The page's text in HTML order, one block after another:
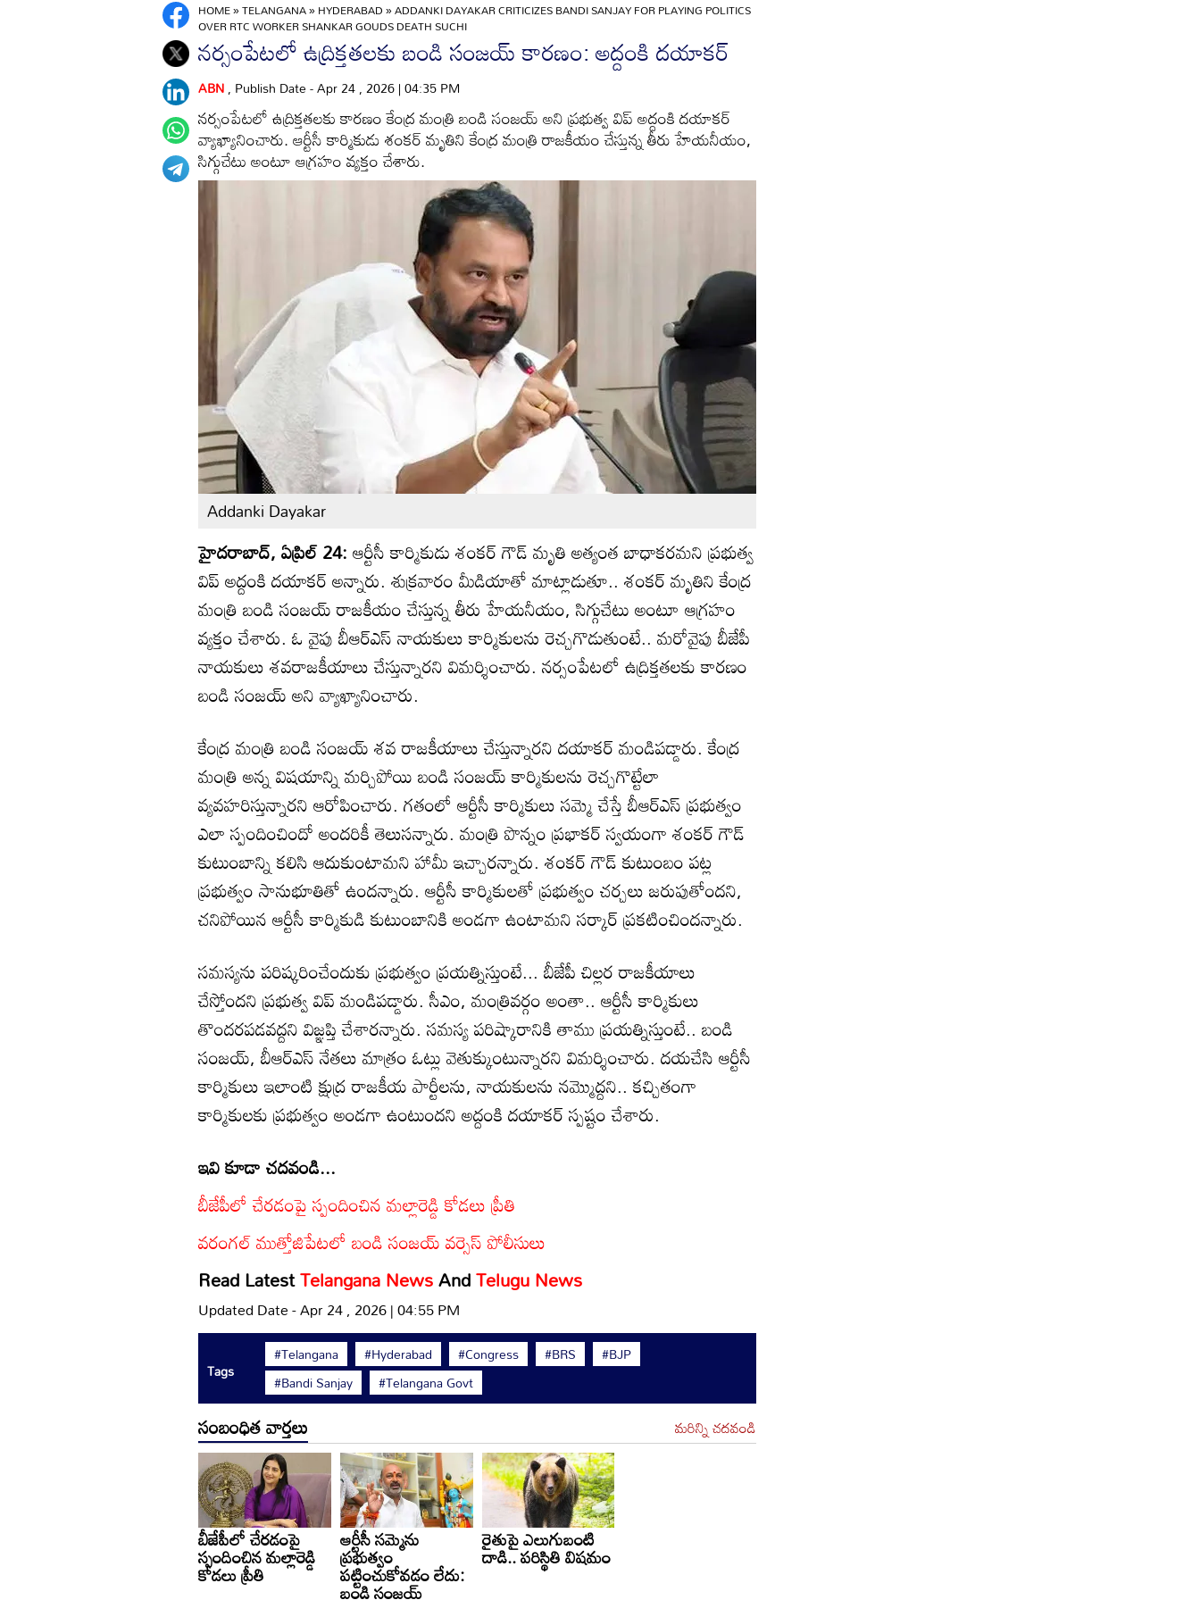
HOME»TELANGANA»HYDERABAD»ADDANKI DAYAKAR CRITICIZES BANDI SANJAY FOR PLAYING POLITICS
OVER RTC WORKER SHANKAR GOUDS DEATH SUCHI
నర్సంపేటలో ఉద్రిక్తతలకు బండి సంజ‌య్ కార‌ణం: అద్దంకి దయాకర్
ABN, Publish Date - Apr 24 , 2026 | 04:35 PM
నర్సంపేటలో ఉద్రిక్తతలకు కార‌ణం కేంద్ర మంత్రి బండి సంజ‌య్ అని ప్రభుత్వ విప్ అద్దంకి దయాకర్
వ్యాఖ్యానించారు. ఆర్టీసీ కార్మికుడు శంకర్ మృతిని కేంద్ర మంత్రి రాజ‌కీయం చేస్తున్న తీరు హేయ‌నీయం,
సిగ్గుచేటు అంటూ ఆగ్రహం వ్యక్తం చేశారు.
Addanki Dayakar
హైదరాబాద్, ఏప్రిల్ 24:ఆర్టీసీ కార్మికుడు శంకర్ గౌడ్ మృతి అత్యంత బాధాకరమని ప్రభుత్వ
విప్ అద్దంకి దయాకర్ అన్నారు. శుక్రవారం మీడియాతో మాట్లాడుతూ.. శంకర్ మృతిని కేంద్ర
మంత్రి బండి సంజ‌య్ రాజ‌కీయం చేస్తున్న తీరు హేయ‌నీయం, సిగ్గుచేటు అంటూ ఆగ్రహం
వ్యక్తం చేశారు. ఓ వైపు బీఆర్ఎస్ నాయ‌కులు కార్మికుల‌ను రెచ్చగొడుతుంటే.. మ‌రోవైపు బీజేపీ
నాయ‌కులు శ‌వ‌రాజ‌కీయాలు చేస్తున్నారని విమర్శించారు. నర్సంపేటలో ఉద్రిక్తతలకు కార‌ణం
బండి సంజ‌య్ అని వ్యాఖ్యానించారు.
కేంద్ర మంత్రి బండి సంజ‌య్ శ‌వ‌ రాజ‌కీయాలు చేస్తున్నారని దయాకర్ మండిపడ్డారు. కేంద్ర
మంత్రి అన్న విష‌యాన్ని మ‌ర్చిపోయి బండి సంజ‌య్ కార్మికుల‌ను రెచ్చగొట్టేలా
వ్యవహరిస్తున్నారని ఆరోపించారు. గ‌తంలో ఆర్టీసీ కార్మికులు స‌మ్మె చేస్తే బీఆర్ఎస్ ప్రభుత్వం
ఎలా స్పందించిందో అంద‌రికీ తెలుసన్నారు. మంత్రి పొన్నం ప్రభాకర్ స్వయంగా శంకర్ గౌడ్
కుటుంబాన్ని కలిసి ఆదుకుంటామని హామీ ఇచ్చారన్నారు. శంక‌ర్ గౌడ్ కుటుంబం ప‌ట్ల
ప్రభుత్వం సానుభూతితో ఉందన్నారు. ఆర్టీసీ కార్మికులతో ప్రభుత్వం చర్చలు జరుపుతోందని,
చ‌నిపోయిన ఆర్టీసీ కార్మికుడి కుటుంబానికి అండ‌గా ఉంటామ‌ని సర్కార్ ప్రకటించిందన్నారు.
సమస్యను పరిష్కరించేందుకు ప్రభుత్వం ప్రయత్నిస్తుంటే... బీజేపీ చిల్లర రాజకీయాలు
చేస్తోందని ప్రభుత్వ విప్ మండిపడ్డారు. సీఎం, మంత్రివర్గం అంతా.. ఆర్టీసీ కార్మికులు
తొందరపడవద్దని విజ్ఞప్తి చేశారన్నారు. సమస్య పరిష్కారానికి తాము ప్రయత్నిస్తుంటే.. బండి
సంజయ్, బీఆర్‌ఎస్ నేతలు మాత్రం ఓట్లు వెతుక్కుంటున్నారని విమర్శించారు. దయచేసి ఆర్టీసీ
కార్మికులు ఇలాంటి క్షుద్ర రాజకీయ పార్టీలను, నాయకులను నమ్మొద్దని.. క‌చ్చితంగా
కార్మికుల‌కు ప్రభుత్వం అండగా ఉంటుందని అద్దంకి దయాకర్ స్పష్టం చేశారు.
ఇవి కూడా చదవండి...
బీజేపీలో చేరడంపై స్పందించిన మల్లారెడ్డి కోడలు ప్రీతి
వరంగల్ ముత్తోజిపేటలో బండి సంజయ్ వర్సెస్ పోలీసులు
Read LatestTelangana NewsAndTelugu News
Updated Date - Apr 24 , 2026 | 04:55 PM
Tags
#Telangana #Hyderabad #Congress #BRS
#BJP
#Bandi Sanjay
#Telangana Govt
సంబంధిత వార్తలు మరిన్ని చదవండి
బీజేపీలో చేరడంపై
స్పందించిన మల్లారెడ్డి
కోడలు ప్రీతి
ఆర్టీసీ సమ్మెను
ప్రభుత్వం
పట్టించుకోవడం లేదు:
బండి సంజయ్
రైతుపై ఎలుగుబంటి
దాడి.. పరిస్థితి విషమం